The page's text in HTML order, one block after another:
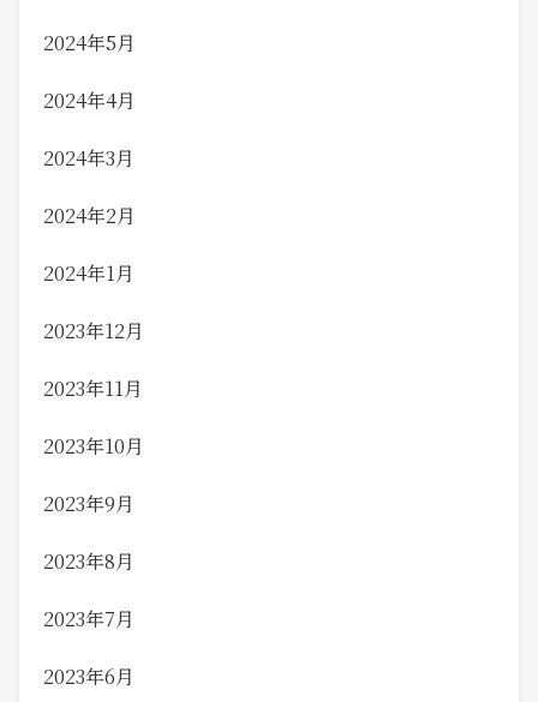
2024年5月
2024年4月
2024年3月
2024年2月
2024年1月
2023年12月
2023年11月
2023年10月
2023年9月
2023年8月
2023年7月
2023年6月